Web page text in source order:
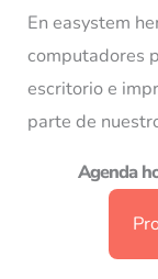
En easystem
computadores
escritorio e
parte de
Agenda